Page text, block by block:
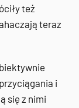
też
teraz
i
się z nimi